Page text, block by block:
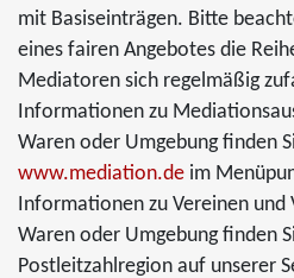
mit Basiseinträgen. Bitte
eines fairen Angebotes die
Mediatoren sich regelmäßig
Informationen zu
Waren oder Umgebung finden
www.mediation.de im
Informationen zu Vereinen und
Waren oder Umgebung finden
Postleitzahlregion auf unserer